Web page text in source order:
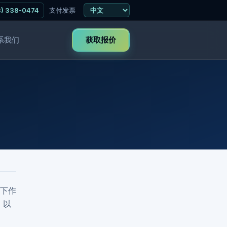
338-0474 支付发票
我们 获取报价
作
以